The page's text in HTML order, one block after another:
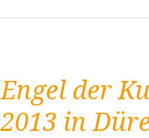
Engel der
2013 in